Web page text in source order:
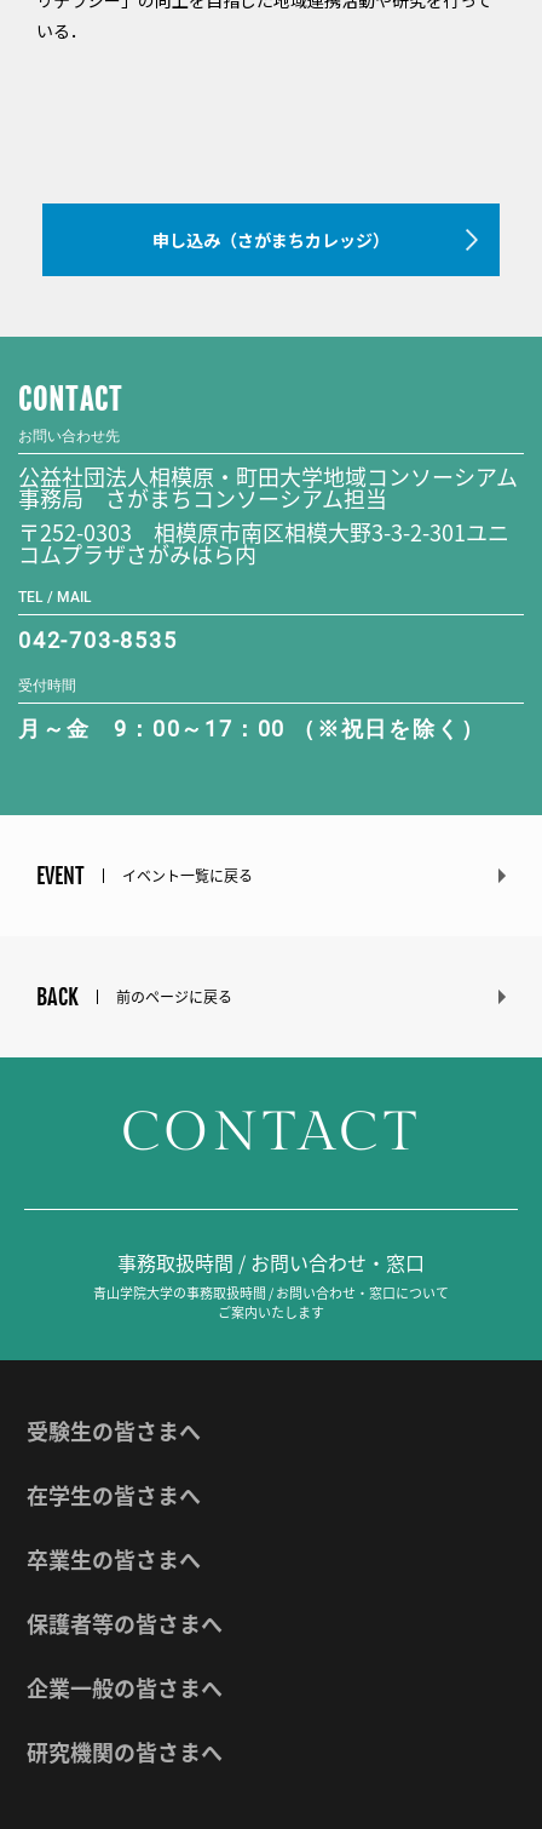
いる．
申し込み（さがまちカレッジ）
CONTACT
お問い合わせ先
公益社団法人相模原・町田大学地域コンソーシアム
事務局 さがまちコンソーシアム担当
〒252-0303 相模原市南区相模大野3-3-2-301ユニ
コムプラザさがみはら内
TEL / MAIL
042-703-8535
受付時間
月～金 9：00～17：00 （※祝日を除く）
EVENT イベント一覧に戻る
BACK 前のページに戻る
CONTACT
事務取扱時間 / お問い合わせ・窓口
青山学院大学の事務取扱時間 / お問い合わせ・窓口について
ご案内いたします
受験生の皆さまへ
在学生の皆さまへ
卒業生の皆さまへ
保護者等の皆さまへ
企業一般の皆さまへ
研究機関の皆さまへ